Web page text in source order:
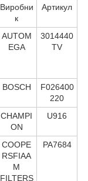
Виробни
к
Артикул
AUTOM
EGA
3014440
TV
BOSCH
F026400
220
CHAMPI
ON
U916
COOPE
RSFIAA
M
FILTERS
PA7684